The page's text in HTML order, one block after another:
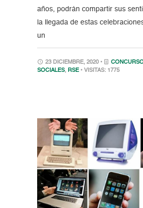
años, podrán compartir sus
la llegada de estas
un
23 DICIEMBRE, 2020 •
SOCIALES, RSE • VISITAS: 1775